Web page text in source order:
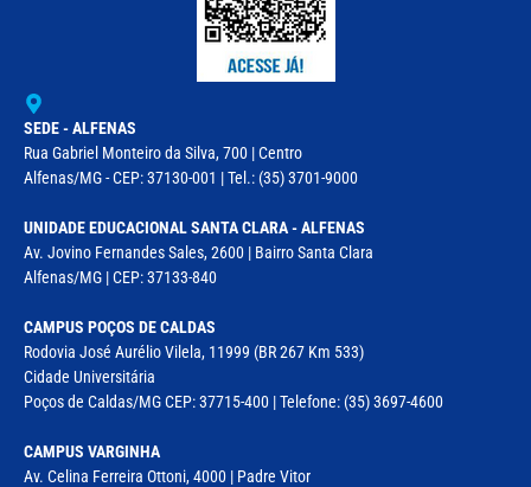
SEDE - ALFENAS
Rua Gabriel Monteiro da Silva, 700 | Centro
Alfenas/MG - CEP: 37130-001 | Tel.: (35) 3701-9000
UNIDADE EDUCACIONAL SANTA CLARA - ALFENAS
Av. Jovino Fernandes Sales, 2600 | Bairro Santa Clara
Alfenas/MG | CEP: 37133-840
CAMPUS POÇOS DE CALDAS
Rodovia José Aurélio Vilela, 11999 (BR 267 Km 533)
Cidade Universitária
Poços de Caldas/MG CEP: 37715-400 | Telefone: (35) 3697-4600
CAMPUS VARGINHA
Av. Celina Ferreira Ottoni, 4000 | Padre Vitor